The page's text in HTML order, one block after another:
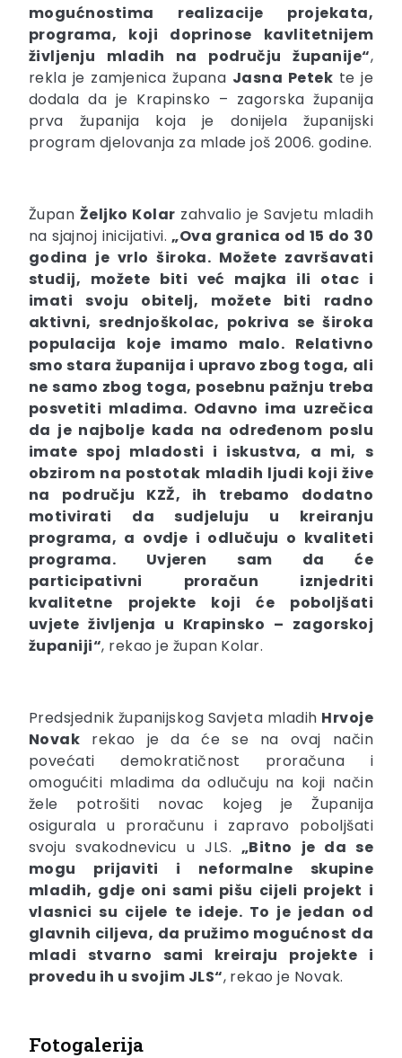
mogućnostima realizacije projekata,
programa, koji doprinose kavlitetnijem
življenju mladih na području županije“,
rekla je zamjenica župana Jasna Petek te je
dodala da je Krapinsko – zagorska županija
prva županija koja je donijela županijski
program djelovanja za mlade još 2006. godine.
Župan Željko Kolar zahvalio je Savjetu mladih
na sjajnoj inicijativi. „Ova granica od 15 do 30
godina je vrlo široka. Možete završavati
studij, možete biti već majka ili otac i
imati svoju obitelj, možete biti radno
aktivni, srednjoškolac, pokriva se široka
populacija koje imamo malo. Relativno
smo stara županija i upravo zbog toga, ali
ne samo zbog toga, posebnu pažnju treba
posvetiti mladima. Odavno ima uzrečica
da je najbolje kada na određenom poslu
imate spoj mladosti i iskustva, a mi, s
obzirom na postotak mladih ljudi koji žive
na području KZŽ, ih trebamo dodatno
motivirati da sudjeluju u kreiranju
programa, a ovdje i odlučuju o kvaliteti
programa. Uvjeren sam da će
participativni proračun iznjedriti
kvalitetne projekte koji će poboljšati
uvjete življenja u Krapinsko – zagorskoj
županiji“, rekao je župan Kolar.
Predsjednik županijskog Savjeta mladih Hrvoje
Novak rekao je da će se na ovaj način
povećati demokratičnost proračuna i
omogućiti mladima da odlučuju na koji način
žele potrošiti novac kojeg je Županija
osigurala u proračunu i zapravo poboljšati
svoju svakodnevicu u JLS. „Bitno je da se
mogu prijaviti i neformalne skupine
mladih, gdje oni sami pišu cijeli projekt i
vlasnici su cijele te ideje. To je jedan od
glavnih ciljeva, da pružimo mogućnost da
mladi stvarno sami kreiraju projekte i
provedu ih u svojim JLS“, rekao je Novak.
Fotogalerija